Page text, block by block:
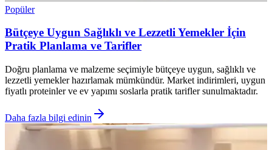
Popüler
Bütçeye Uygun Sağlıklı ve Lezzetli Yemekler İçin
Pratik Planlama ve Tarifler
Doğru planlama ve malzeme seçimiyle bütçeye uygun, sağlıklı ve
lezzetli yemekler hazırlamak mümkündür. Market indirimleri, uygun
fiyatlı proteinler ve ev yapımı soslarla pratik tarifler sunulmaktadır.
Daha fazla bilgi edinin